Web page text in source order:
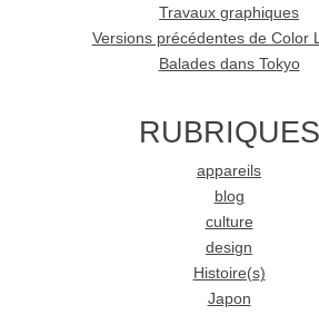
Travaux graphiques
Versions précédentes de Color
Balades dans Tokyo
RUBRIQUES
appareils
blog
culture
design
Histoire(s)
Japon